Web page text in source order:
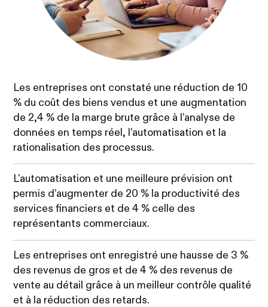
Les entreprises ont constaté une réduction de 10
% du coût des biens vendus et une augmentation
de 2,4 % de la marge brute grâce à l’analyse de
données en temps réel, l’automatisation et la
rationalisation des processus.
L'automatisation et une meilleure prévision ont
permis d’augmenter de 20 % la productivité des
services financiers et de 4 % celle des
représentants commerciaux.
Les entreprises ont enregistré une hausse de 3 %
des revenus de gros et de 4 % des revenus de
vente au détail grâce à un meilleur contrôle qualité
et à la réduction des retards.